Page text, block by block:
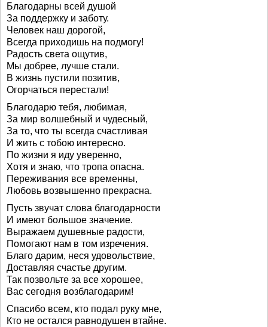
Благодарны всей душой
За поддержку и заботу.
Человек наш дорогой,
Всегда приходишь на подмогу!
Радость света ощутив,
Мы добрее, лучше стали.
В жизнь пустили позитив,
Огорчаться перестали!
Благодарю тебя, любимая,
За мир волшебный и чудесный,
За то, что ты всегда счастливая
И жить с тобою интересно.
По жизни я иду уверенно,
Хотя и знаю, что тропа опасна.
Переживания все временны,
Любовь возвышенно прекрасна.
Пусть звучат слова благодарности
И имеют большое значение.
Выражаем душевные радости,
Помогают нам в том изречения.
Благо дарим, неся удовольствие,
Доставляя счастье другим.
Так позвольте за все хорошее,
Вас сегодня возблагодарим!
Спасибо всем, кто подал руку мне,
Кто не остался равнодушен втайне.